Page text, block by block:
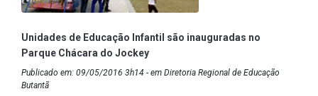
Unidades de Educação Infantil são inauguradas no
Parque Chácara do Jockey
Publicado em: 09/05/2016 3h14 - em Diretoria Regional de Educação
Butantã